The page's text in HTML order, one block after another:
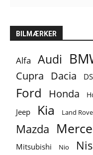
BILMÆRKER
Alfa Audi
Cupra Dacia DS
Ford Honda
Jeep Kia Land
Mazda
Mitsubishi Nio